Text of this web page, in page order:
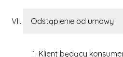
Odstąpienie od umowy
Klient będący